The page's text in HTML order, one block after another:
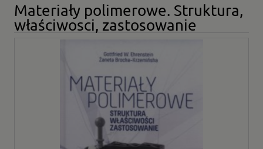
Materiały polimerowe. Struktura,
właściwosci, zastosowanie